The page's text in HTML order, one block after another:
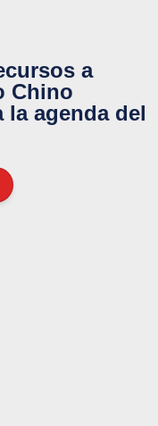
a
Chino
agenda del